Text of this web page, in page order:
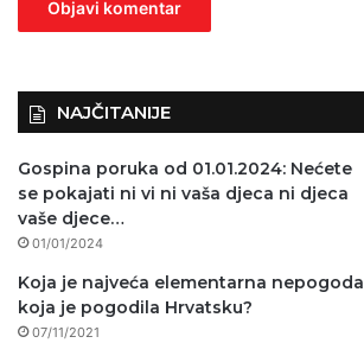
NAJČITANIJE
Gospina poruka od 01.01.2024: Nećete
se pokajati ni vi ni vaša djeca ni djeca
vaše djece…
01/01/2024
Koja je najveća elementarna nepogoda
koja je pogodila Hrvatsku?
07/11/2021